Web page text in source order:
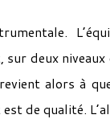
deux niveaux
alors à
de qualité.